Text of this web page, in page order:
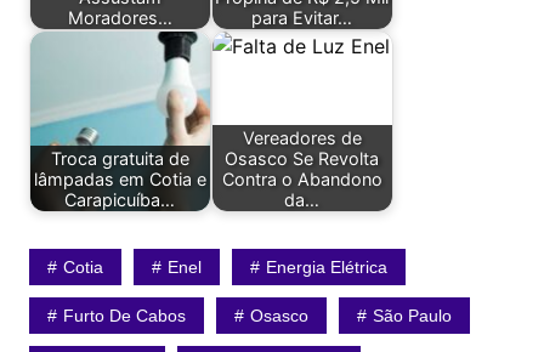
Moradores…
para Evitar…
Troca gratuita de
lâmpadas em Cotia e
Carapicuíba…
Vereadores de
Osasco Se Revolta
Contra o Abandono
da…
Cotia Enel Energia Elétrica
Furto De Cabos Osasco São Paulo